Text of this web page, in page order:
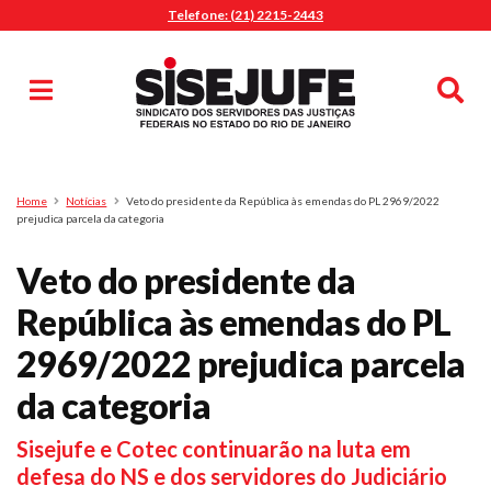
Telefone: (21) 2215-2443
Pesquisa
Home Notícias
Veto do presidente da República às emendas do PL 2969/2022
prejudica parcela da categoria
Veto do presidente da
República às emendas do PL
2969/2022 prejudica parcela
da categoria
Sisejufe e Cotec continuarão na luta em
defesa do NS e dos servidores do Judiciário
MENU
Sindicalize-se
Jurídico
O Sindicato
Agenda
Casa do Alto
Sede Campestre
Nossos Convênios
Gympass Wellhub
Seguro Auto